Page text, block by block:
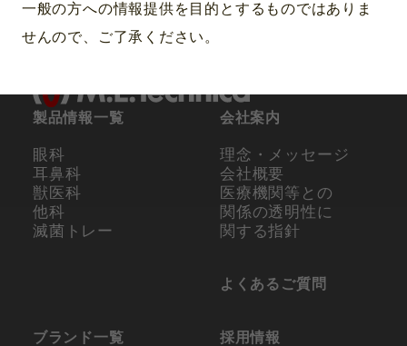
一般の方への情報提供を目的とするものではありま
せんので、ご了承ください。
製品情報一覧
眼科
耳鼻科
獣医科
他科
滅菌トレー
ブランド一覧
会社案内
理念・メッセージ
会社概要
医療機関等との
関係の透明性に
関する指針
よくあるご質問
採用情報